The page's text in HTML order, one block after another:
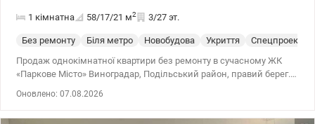
1 кімнатна 58/17/21 м2 3/27 эт.
Без ремонту Біля метро Новобудова Укриття Спецпроект
Продаж однокімнатної квартири без ремонту в сучасному ЖК
«Паркове Місто» Виноградар, Подільський район, правий берег.
Оновлено: 07.08.2026